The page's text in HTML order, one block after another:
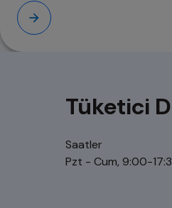
Tüketici
Saatler
Pzt - Cum, 9:00-